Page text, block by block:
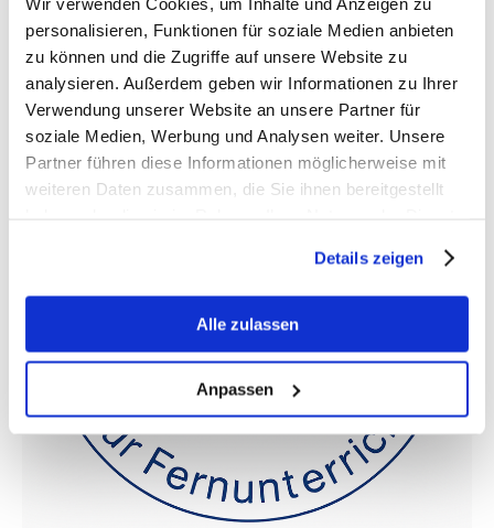
personalisieren, Funktionen für soziale Medien anbieten
zu können und die Zugriffe auf unsere Website zu
analysieren. Außerdem geben wir Informationen zu Ihrer
Verwendung unserer Website an unsere Partner für
soziale Medien, Werbung und Analysen weiter. Unsere
Partner führen diese Informationen möglicherweise mit
weiteren Daten zusammen, die Sie ihnen bereitgestellt
Details zeigen
Alle zulassen
Anpassen
ZfU Zulassung für das Abitur